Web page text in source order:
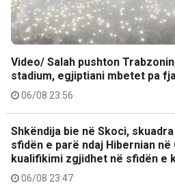
Video/ Salah pushton
stadium, egjiptiani mbetet pa
06/08 23:56
Shkëndija bie në Skoci,
sfidën e parë ndaj Hibernian
kualifikimi zgjidhet në sfidën e
06/08 23:47